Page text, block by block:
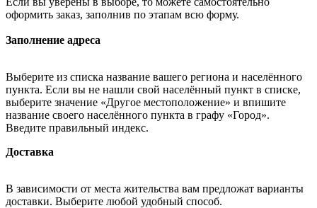
оформить заказ, заполнив по этапам всю форму.
Заполнение адреса
Выберите из списка название вашего региона и населённого
пункта. Если вы не нашли свой населённый пункт в списке,
выберите значение «Другое местоположение» и впишите
название своего населённого пункта в графу «Город».
Введите правильный индекс.
Доставка
В зависимости от места жительства вам предложат варианты
доставки. Выберите любой удобный способ.